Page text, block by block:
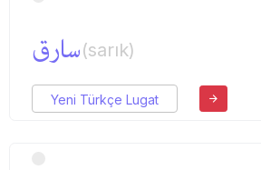
سارق(sarık)
Yeni Türkçe Lugat